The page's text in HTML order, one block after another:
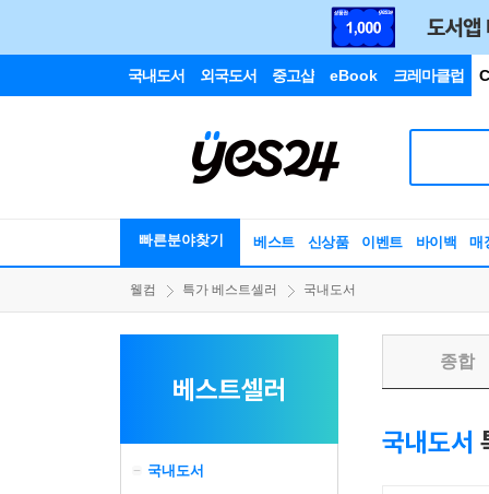
국내도서 외국도서 중고샵 eBook 크레마클럽
빠른분야찾기 베스트 신상품 이벤트 바이백 매
웰컴 특가 베스트셀러 국내도서
베스트셀러
국내도서
종합
국내도서